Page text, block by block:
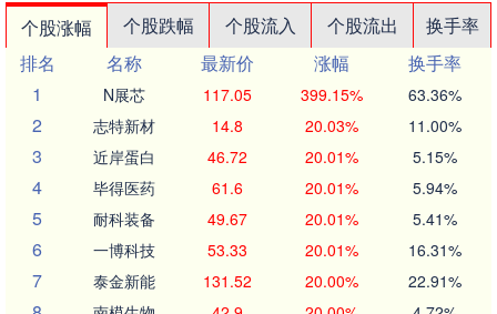
个股涨幅 个股跌幅 个股流入 个股流出
换手率
排名
名称 最新价 涨幅
换手率
1
N展芯 117.05 399.15% 63.36%
2 志特新材 14.8 20.03% 11.00%
3 近岸蛋白 46.72 20.01% 5.15%
4 毕得医药 61.6 20.01% 5.94%
5 耐科装备 49.67 20.01% 5.41%
6 一博科技 53.33 20.01% 16.31%
7 泰金新能 131.52 20.00% 22.91%